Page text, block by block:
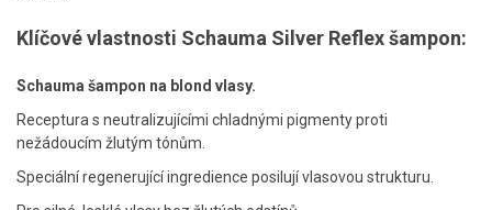
Klíčové vlastnosti Schauma Silver Reflex šampon:
Schauma šampon na blond vlasy.
Receptura s neutralizujícími chladnými pigmenty proti
nežádoucím žlutým tónům.
Speciální regenerující ingredience posilují vlasovou strukturu.